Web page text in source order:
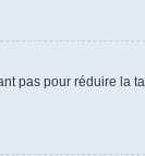
pas pour réduire la